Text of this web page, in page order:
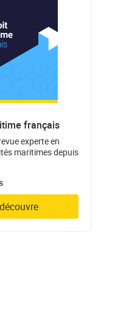
français
experte en
maritimes depuis